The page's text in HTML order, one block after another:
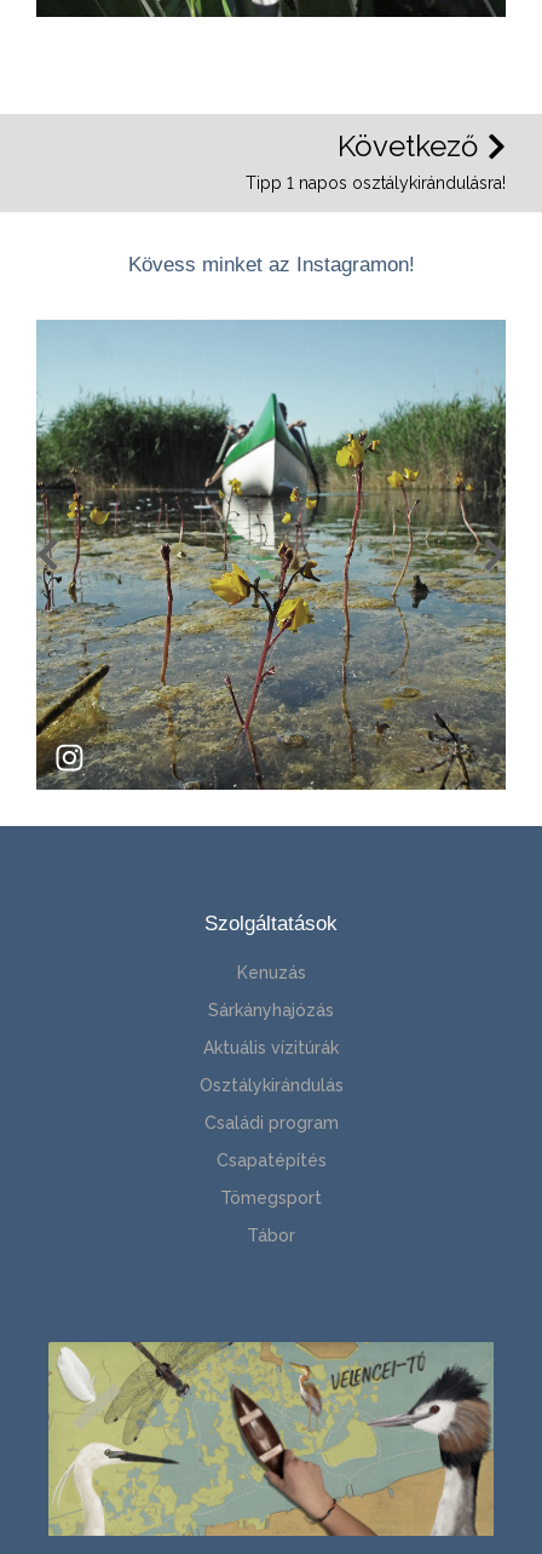
Következő
Tipp 1 napos osztálykirándulásra!
Kövess minket az Instagramon!
Szolgáltatások
Kenuzás
Sárkányhajózás
Aktuális vízitúrák
Osztálykirándulás
Családi program
Csapatépítés
Tömegsport
Tábor